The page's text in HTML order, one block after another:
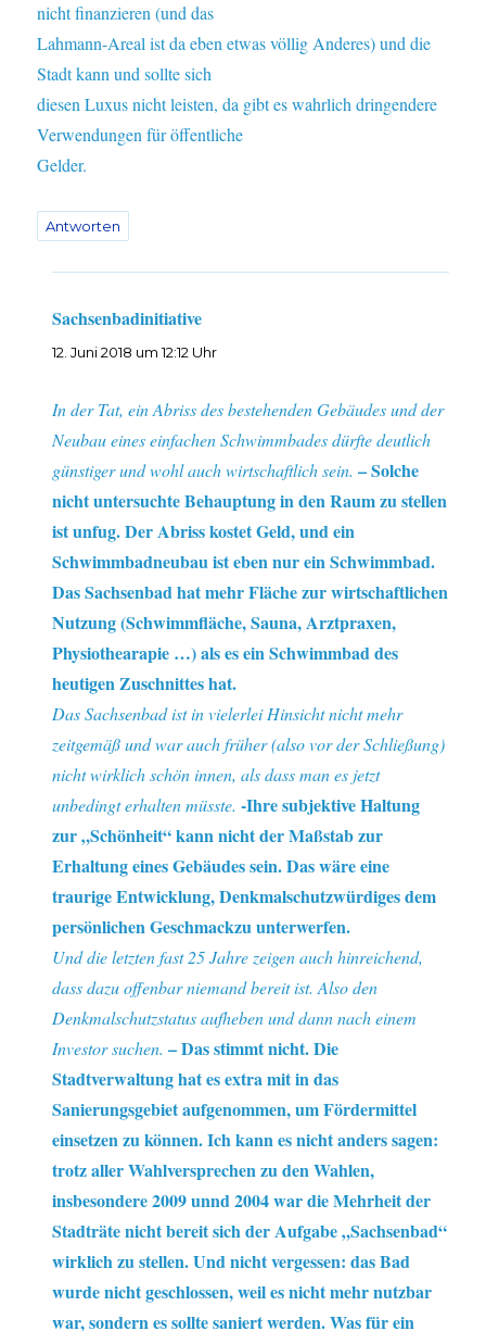
nicht finanzieren (und das
Lahmann-Areal ist da eben etwas völlig Anderes) und die
Stadt kann und sollte sich
diesen Luxus nicht leisten, da gibt es wahrlich dringendere
Verwendungen für öffentliche
Gelder.
Antworten
Sachsenbadinitiative
12. Juni 2018 um 12:12 Uhr
In der Tat, ein Abriss des bestehenden Gebäudes und der
Neubau eines einfachen Schwimmbades dürfte deutlich
günstiger und wohl auch wirtschaftlich sein. – Solche
nicht untersuchte Behauptung in den Raum zu stellen
ist unfug. Der Abriss kostet Geld, und ein
Schwimmbadneubau ist eben nur ein Schwimmbad.
Das Sachsenbad hat mehr Fläche zur wirtschaftlichen
Nutzung (Schwimmfläche, Sauna, Arztpraxen,
Physiothearapie …) als es ein Schwimmbad des
heutigen Zuschnittes hat.
Das Sachsenbad ist in vielerlei Hinsicht nicht mehr
zeitgemäß und war auch früher (also vor der Schließung)
nicht wirklich schön innen, als dass man es jetzt
unbedingt erhalten müsste. -Ihre subjektive Haltung
zur „Schönheit“ kann nicht der Maßstab zur
Erhaltung eines Gebäudes sein. Das wäre eine
traurige Entwicklung, Denkmalschutzwürdiges dem
persönlichen Geschmackzu unterwerfen.
Und die letzten fast 25 Jahre zeigen auch hinreichend,
dass dazu offenbar niemand bereit ist. Also den
Denkmalschutzstatus aufheben und dann nach einem
Investor suchen.– Das stimmt nicht. Die
Stadtverwaltung hat es extra mit in das
Sanierungsgebiet aufgenommen, um Fördermittel
einsetzen zu können. Ich kann es nicht anders sagen:
trotz aller Wahlversprechen zu den Wahlen,
insbesondere 2009 unnd 2004 war die Mehrheit der
Stadträte nicht bereit sich der Aufgabe „Sachsenbad“
wirklich zu stellen. Und nicht vergessen: das Bad
wurde nicht geschlossen, weil es nicht mehr nutzbar
war, sondern es sollte saniert werden. Was für ein